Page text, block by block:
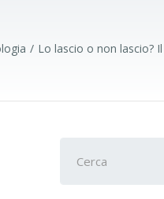
Lo lascio o non lascio?
per: